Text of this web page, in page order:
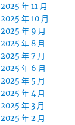
2025 年 11 月
2025 年 10 月
2025 年 9 月
2025 年 8 月
2025 年 7 月
2025 年 6 月
2025 年 5 月
2025 年 4 月
2025 年 3 月
2025 年 2 月